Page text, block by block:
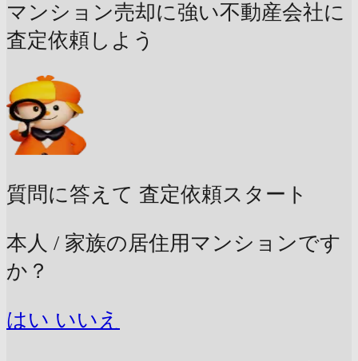
マンション売却に強い不動産会社に
査定依頼しよう
質問に答えて 査定依頼スタート
本人 / 家族の居住用マンションです
か？
はい いいえ